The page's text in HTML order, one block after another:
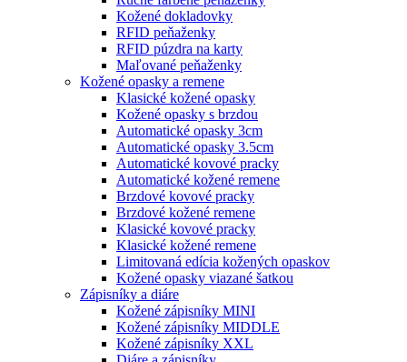
Kožené dokladovky
RFID peňaženky
RFID púzdra na karty
Maľované peňaženky
Kožené opasky a remene
Klasické kožené opasky
Kožené opasky s brzdou
Automatické opasky 3cm
Automatické opasky 3.5cm
Automatické kovové pracky
Automatické kožené remene
Brzdové kovové pracky
Brzdové kožené remene
Klasické kovové pracky
Klasické kožené remene
Limitovaná edícia kožených opaskov
Kožené opasky viazané šatkou
Zápisníky a diáre
Kožené zápisníky MINI
Kožené zápisníky MIDDLE
Kožené zápisníky XXL